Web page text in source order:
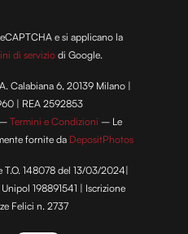
e si applicano la
di serviziodi Google.
Calabiana 6, 20139 Milano |
| REA 2592853
Termini e Condizioni – Le
fornite da DepositPhotos
T.O. 148078 del 13/03/2024|
198891541 | Iscrizione
Felici n. 2737